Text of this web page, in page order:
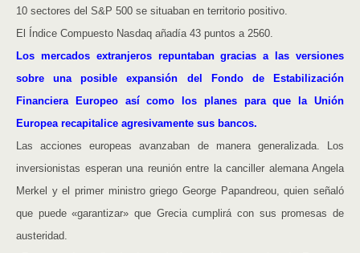
10 sectores del S&P 500 se situaban en territorio positivo.
El Índice Compuesto Nasdaq añadía 43 puntos a 2560.
Los mercados extranjeros repuntaban gracias a las versiones
sobre una posible expansión del Fondo de Estabilización
Financiera Europeo así como los planes para que la Unión
Europea recapitalice agresivamente sus bancos.
Las acciones europeas avanzaban de manera generalizada. Los
inversionistas esperan una reunión entre la canciller alemana Angela
Merkel y el primer ministro griego George Papandreou, quien señaló
que puede «garantizar» que Grecia cumplirá con sus promesas de
austeridad.